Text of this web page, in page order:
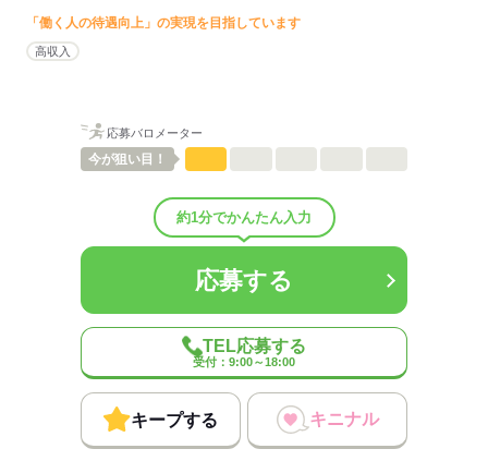
仕事の仕方 ひとりで
40人
男女比（男4：女6）
平均年齢40歳
医療・介護・福祉関連
介護・看護関連の人材派遣業。
従業員数
応募する
「働く人の待遇向上」の実現を目指しています
高収入
応募バロメーター
今が狙い目！
約1分でかんたん入力
応募する
TEL応募する
受付：9:00～18:00
キープする キニナル